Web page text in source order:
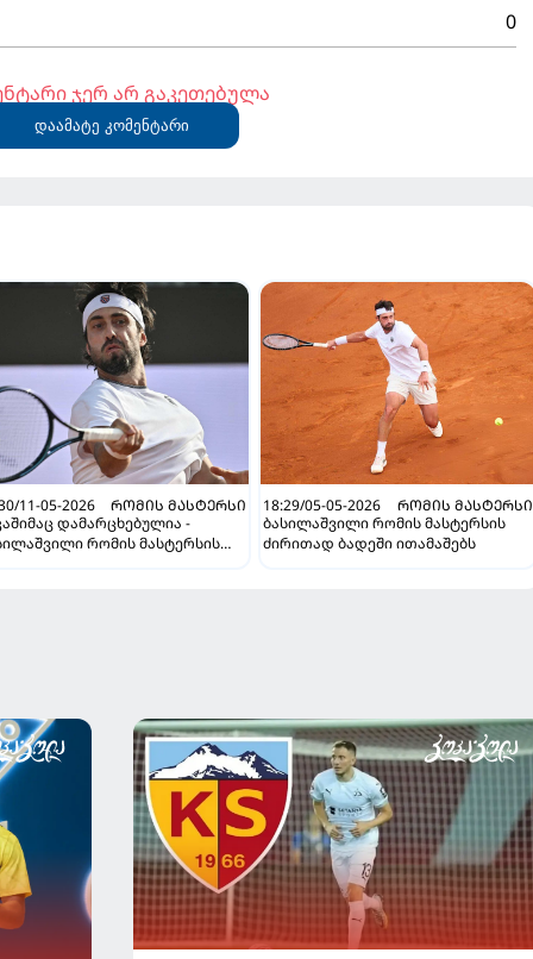
0
ჯერ არ გაკეთებულა
დაამატე კომენტარი
11-05-2026
ᲠᲝᲛᲘᲡ ᲛᲐᲡᲢᲔᲠᲡᲘ
დამარცხებულია -
რომის მასტერსის
18:29/05-05-2026
ᲠᲝᲛᲘᲡ ᲛᲐᲡᲢᲔᲠᲡᲘ
ბასილაშვილი რომის მასტერსის
ძირითად ბადეში ითამაშებს